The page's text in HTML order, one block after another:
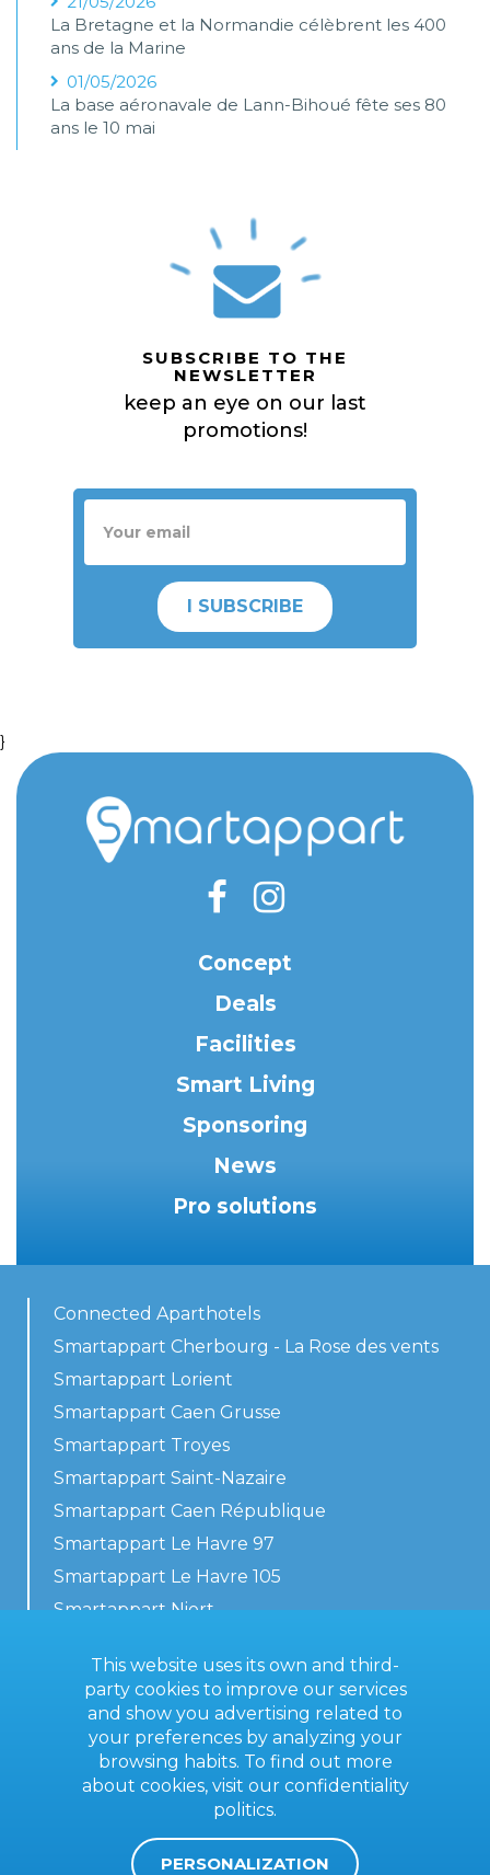
La Bretagne et la Normandie célèbrent les 400
ans de la Marine
01/05/2026
La base aéronavale de Lann-Bihoué fête ses 80
ans le 10 mai
SUBSCRIBE TO THE
NEWSLETTER
keep an eye on our last
promotions!
I SUBSCRIBE
}
Concept
Deals
Facilities
Smart Living
Sponsoring
News
Pro solutions
Connected Aparthotels
Smartappart Cherbourg - La Rose des vents
Smartappart Lorient
Smartappart Caen Grusse
Smartappart Troyes
Smartappart Saint-Nazaire
Smartappart Caen République
Smartappart Le Havre 97
Smartappart Le Havre 105
Smartappart Niort
Contact us
General terms
This website uses its own and third-
party cookies to improve our services
and show you advertising related to
your preferences by analyzing your
browsing habits. To find out more
about cookies, visit our confidentiality
politics.
PERSONALIZATION